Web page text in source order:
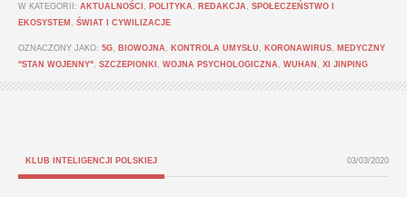
W KATEGORII: AKTUALNOŚCI POLITYKA REDAKCJA
SPOŁECZEŃSTWO I
EKOSYSTEM
ŚWIAT I CYWILIZACJE
OZNACZONY JAKO: 5G BIOWOJNA KONTROLA UMYSŁU KORONAWIRUS
MEDYCZNY
"STAN WOJENNY" SZCZEPIONKI WOJNA PSYCHOLOGICZNA WUHAN XI JINPING
KLUB INTELIGENCJI POLSKIEJ 03/03/2020